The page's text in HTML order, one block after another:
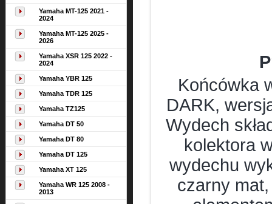
Yamaha MT-125 2021 -
2024
Yamaha MT-125 2025 -
2026
Yamaha XSR 125 2022 -
2024
Yamaha YBR 125
Yamaha TDR 125
Yamaha TZ125
Yamaha DT 50
Yamaha DT 80
Yamaha DT 125
Yamaha XT 125
Yamaha WR 125 2008 -
2013
Końcówka
DARK,
Wydech
kolektora
wydechu
czarny